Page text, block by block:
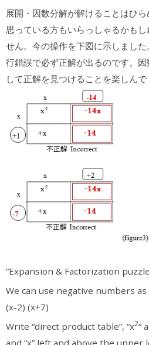
展開・因数分解が解けることはひ
思っている方もいらっしゃるかも
せん。今の操作を下図に示しまし
行錯誤で必ず正解が出るのです。
して正解を見つけることを楽しん
“Expansion & Factorization
We can use negative numbers
(x-2) (x+7)
Write “direct product table”, “x2“